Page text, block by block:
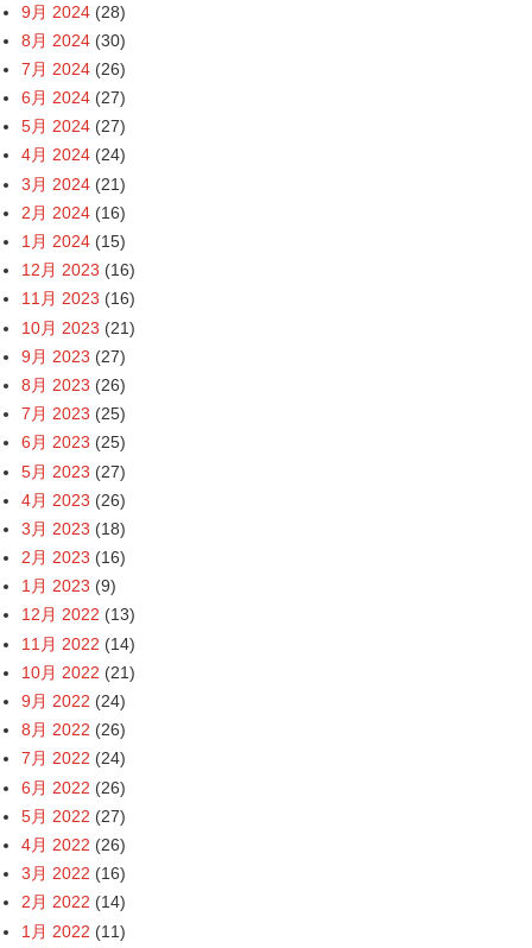
9月 2024 (28)
8月 2024 (30)
7月 2024 (26)
6月 2024 (27)
5月 2024 (27)
4月 2024 (24)
3月 2024 (21)
2月 2024 (16)
1月 2024 (15)
12月 2023 (16)
11月 2023 (16)
10月 2023 (21)
9月 2023 (27)
8月 2023 (26)
7月 2023 (25)
6月 2023 (25)
5月 2023 (27)
4月 2023 (26)
3月 2023 (18)
2月 2023 (16)
1月 2023 (9)
12月 2022 (13)
11月 2022 (14)
10月 2022 (21)
9月 2022 (24)
8月 2022 (26)
7月 2022 (24)
6月 2022 (26)
5月 2022 (27)
4月 2022 (26)
3月 2022 (16)
2月 2022 (14)
1月 2022 (11)